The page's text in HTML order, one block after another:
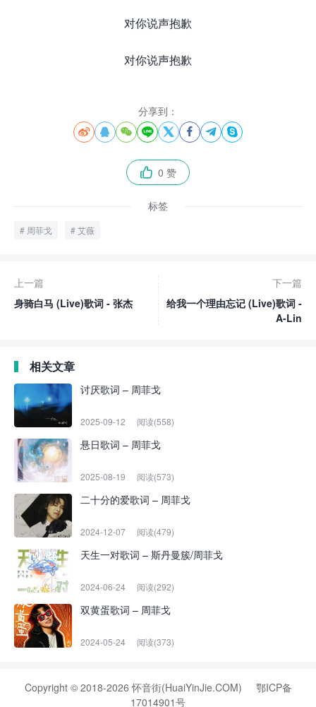
对你说声抱歉
对你说声抱歉
分享到：
       
 0 赞
标签
周菲戈 艾薇
上一篇
身骑白马 (Live)歌词 - 张杰
下一篇
给我一个理由忘记 (Live)歌词 -
A-Lin
相关文章
讨厌歌词 – 周菲戈
2025-09-12 阅读(558)
悬日歌词 – 周菲戈
2025-08-19 阅读(573)
二十分的爱歌词 – 周菲戈
2024-12-07 阅读(479)
天生一对歌词 – 斯丹曼簇/周菲戈
2024-06-24 阅读(292)
双黄蛋歌词 – 周菲戈
2024-05-24 阅读(373)
Copyright © 2018-2026 怀音街(HuaiYinJie.COM)
鄂ICP备
17014901号